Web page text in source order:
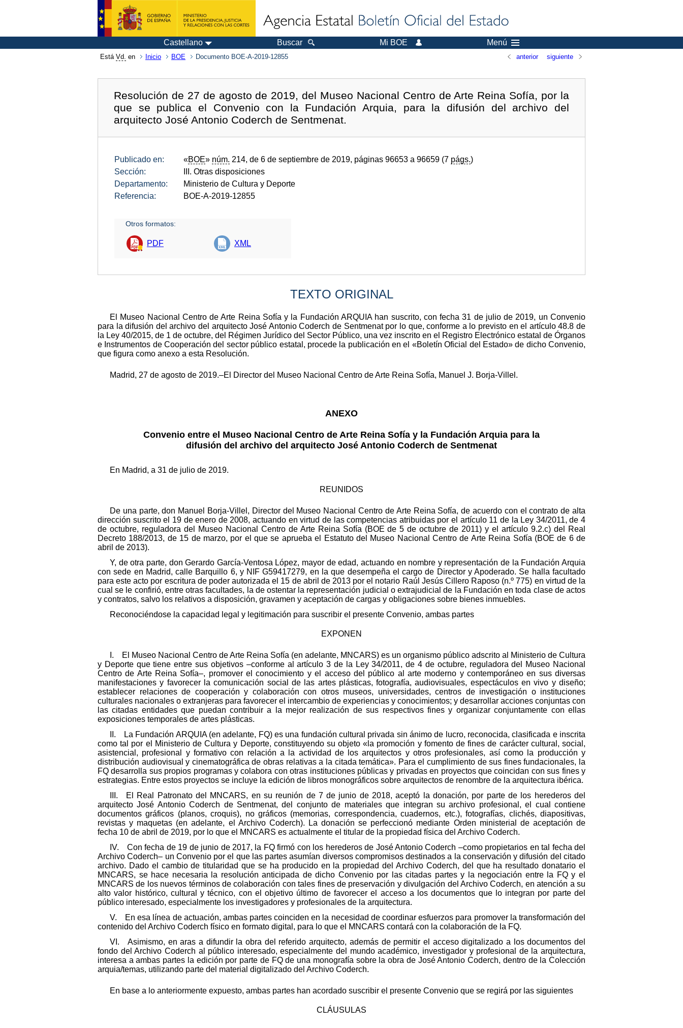
Castellano Buscar Mi BOE Menú
Está Vd. en Inicio BOE Documento BOE-A-2019-12855 anterior siguiente
Resolución de 27 de agosto de 2019, del Museo Nacional Centro de Arte Reina Sofía, por la
que se publica el Convenio con la Fundación Arquia, para la difusión del archivo del
arquitecto José Antonio Coderch de Sentmenat.
Publicado en: «BOE» núm. 214, de 6 de septiembre de 2019, páginas 96653 a 96659 (7 págs.)
Sección:
III. Otras disposiciones
Departamento:
Ministerio de Cultura y Deporte
Referencia:
BOE-A-2019-12855
Otros formatos:
PDF XML
TEXTO ORIGINAL
El Museo Nacional Centro de Arte Reina Sofía y la Fundación ARQUIA han suscrito, con fecha 31 de julio de 2019, un Convenio
para la difusión del archivo del arquitecto José Antonio Coderch de Sentmenat por lo que, conforme a lo previsto en el artículo 48.8 de
la Ley 40/2015, de 1 de octubre, del Régimen Jurídico del Sector Público, una vez inscrito en el Registro Electrónico estatal de Órganos
e Instrumentos de Cooperación del sector público estatal, procede la publicación en el «Boletín Oficial del Estado» de dicho Convenio,
que figura como anexo a esta Resolución.
Madrid, 27 de agosto de 2019.–El Director del Museo Nacional Centro de Arte Reina Sofía, Manuel J. Borja-Villel.
ANEXO
Convenio entre el Museo Nacional Centro de Arte Reina Sofía y la Fundación Arquia para la
difusión del archivo del arquitecto José Antonio Coderch de Sentmenat
En Madrid, a 31 de julio de 2019.
REUNIDOS
De una parte, don Manuel Borja-Villel, Director del Museo Nacional Centro de Arte Reina Sofía, de acuerdo con el contrato de alta
dirección suscrito el 19 de enero de 2008, actuando en virtud de las competencias atribuidas por el artículo 11 de la Ley 34/2011, de 4
de octubre, reguladora del Museo Nacional Centro de Arte Reina Sofía (BOE de 5 de octubre de 2011) y el artículo 9.2.c) del Real
Decreto 188/2013, de 15 de marzo, por el que se aprueba el Estatuto del Museo Nacional Centro de Arte Reina Sofía (BOE de 6 de
abril de 2013).
Y, de otra parte, don Gerardo García-Ventosa López, mayor de edad, actuando en nombre y representación de la Fundación Arquia
con sede en Madrid, calle Barquillo 6, y NIF G59417279, en la que desempeña el cargo de Director y Apoderado. Se halla facultado
para este acto por escritura de poder autorizada el 15 de abril de 2013 por el notario Raúl Jesús Cillero Raposo (n.º 775) en virtud de la
cual se le confirió, entre otras facultades, la de ostentar la representación judicial o extrajudicial de la Fundación en toda clase de actos
y contratos, salvo los relativos a disposición, gravamen y aceptación de cargas y obligaciones sobre bienes inmuebles.
Reconociéndose la capacidad legal y legitimación para suscribir el presente Convenio, ambas partes
EXPONEN
I. El Museo Nacional Centro de Arte Reina Sofía (en adelante, MNCARS) es un organismo público adscrito al Ministerio de Cultura
y Deporte que tiene entre sus objetivos –conforme al artículo 3 de la Ley 34/2011, de 4 de octubre, reguladora del Museo Nacional
Centro de Arte Reina Sofía–, promover el conocimiento y el acceso del público al arte moderno y contemporáneo en sus diversas
manifestaciones y favorecer la comunicación social de las artes plásticas, fotografía, audiovisuales, espectáculos en vivo y diseño;
establecer relaciones de cooperación y colaboración con otros museos, universidades, centros de investigación o instituciones
culturales nacionales o extranjeras para favorecer el intercambio de experiencias y conocimientos; y desarrollar acciones conjuntas con
las citadas entidades que puedan contribuir a la mejor realización de sus respectivos fines y organizar conjuntamente con ellas
exposiciones temporales de artes plásticas.
II. La Fundación ARQUIA (en adelante, FQ) es una fundación cultural privada sin ánimo de lucro, reconocida, clasificada e inscrita
como tal por el Ministerio de Cultura y Deporte, constituyendo su objeto «la promoción y fomento de fines de carácter cultural, social,
asistencial, profesional y formativo con relación a la actividad de los arquitectos y otros profesionales, así como la producción y
distribución audiovisual y cinematográfica de obras relativas a la citada temática». Para el cumplimiento de sus fines fundacionales, la
FQ desarrolla sus propios programas y colabora con otras instituciones públicas y privadas en proyectos que coincidan con sus fines y
estrategias. Entre estos proyectos se incluye la edición de libros monográficos sobre arquitectos de renombre de la arquitectura ibérica.
III. El Real Patronato del MNCARS, en su reunión de 7 de junio de 2018, aceptó la donación, por parte de los herederos del
arquitecto José Antonio Coderch de Sentmenat, del conjunto de materiales que integran su archivo profesional, el cual contiene
documentos gráficos (planos, croquis), no gráficos (memorias, correspondencia, cuadernos, etc.), fotografías, clichés, diapositivas,
revistas y maquetas (en adelante, el Archivo Coderch). La donación se perfeccionó mediante Orden ministerial de aceptación de
fecha 10 de abril de 2019, por lo que el MNCARS es actualmente el titular de la propiedad física del Archivo Coderch.
IV. Con fecha de 19 de junio de 2017, la FQ firmó con los herederos de José Antonio Coderch –como propietarios en tal fecha del
Archivo Coderch– un Convenio por el que las partes asumían diversos compromisos destinados a la conservación y difusión del citado
archivo. Dado el cambio de titularidad que se ha producido en la propiedad del Archivo Coderch, del que ha resultado donatario el
MNCARS, se hace necesaria la resolución anticipada de dicho Convenio por las citadas partes y la negociación entre la FQ y el
MNCARS de los nuevos términos de colaboración con tales fines de preservación y divulgación del Archivo Coderch, en atención a su
alto valor histórico, cultural y técnico, con el objetivo último de favorecer el acceso a los documentos que lo integran por parte del
público interesado, especialmente los investigadores y profesionales de la arquitectura.
V. En esa línea de actuación, ambas partes coinciden en la necesidad de coordinar esfuerzos para promover la transformación del
contenido del Archivo Coderch físico en formato digital, para lo que el MNCARS contará con la colaboración de la FQ.
VI. Asimismo, en aras a difundir la obra del referido arquitecto, además de permitir el acceso digitalizado a los documentos del
fondo del Archivo Coderch al público interesado, especialmente del mundo académico, investigador y profesional de la arquitectura,
interesa a ambas partes la edición por parte de FQ de una monografía sobre la obra de José Antonio Coderch, dentro de la Colección
arquia/temas, utilizando parte del material digitalizado del Archivo Coderch.
En base a lo anteriormente expuesto, ambas partes han acordado suscribir el presente Convenio que se regirá por las siguientes
CLÁUSULAS